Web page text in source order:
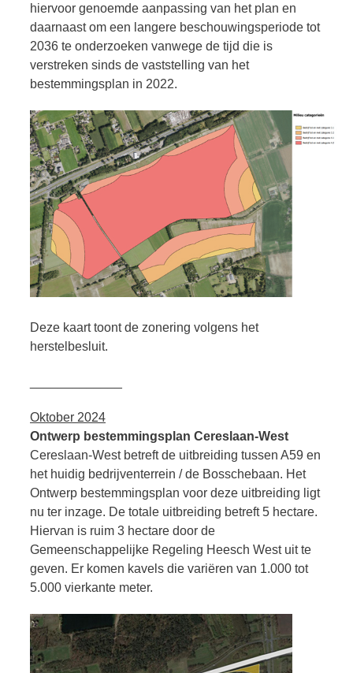
hiervoor genoemde aanpassing van het plan en
daarnaast om een langere beschouwingsperiode tot
2036 te onderzoeken vanwege de tijd die is
verstreken sinds de vaststelling van het
bestemmingsplan in 2022.
Deze kaart toont de zonering volgens het
herstelbesluit.
Oktober 2024
Ontwerp bestemmingsplan Cereslaan-West
Cereslaan-West betreft de uitbreiding tussen A59 en
het huidig bedrijventerrein / de Bosschebaan. Het
Ontwerp bestemmingsplan voor deze uitbreiding ligt
nu ter inzage. De totale uitbreiding betreft 5 hectare.
Hiervan is ruim 3 hectare door de
Gemeenschappelijke Regeling Heesch West uit te
geven. Er komen kavels die variëren van 1.000 tot
5.000 vierkante meter.